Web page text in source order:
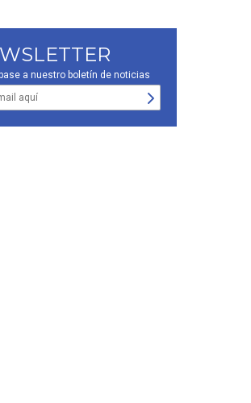
a nuestro boletín de noticias